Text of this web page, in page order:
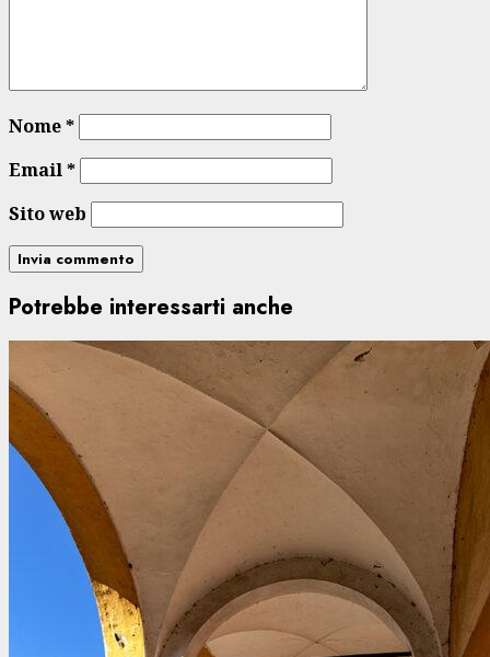
Nome*
Email*
Sito web
Potrebbe interessarti anche